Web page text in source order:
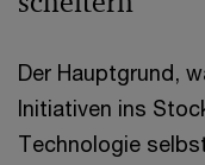
Der Hauptgrund,
Initiativen ins
Technologie